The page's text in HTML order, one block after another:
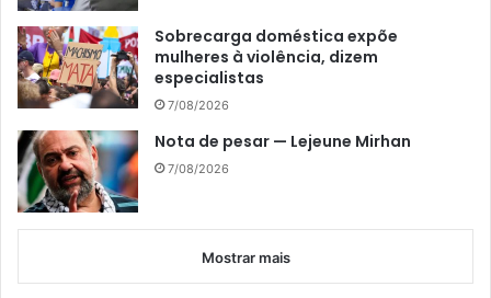
Sobrecarga doméstica expõe
mulheres à violência, dizem
especialistas
7/08/2026
Nota de pesar — Lejeune Mirhan
7/08/2026
Mostrar mais